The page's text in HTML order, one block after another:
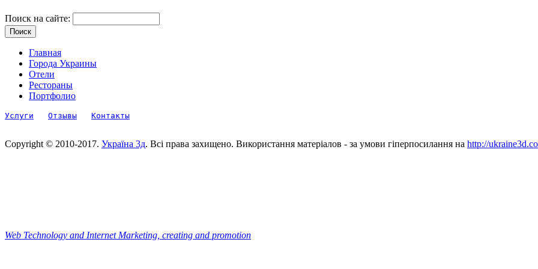
Поиск на сайте:
Главная
Города Украины
Отели
Рестораны
Портфолио
Услуги Отзывы Контакты
Copyright © 2010-2017. Україна 3д. Всі права захищено. Використання матеріалов - за умови гіперпосилання на http://
Web Technology and Internet Marketing, сreating and promotion